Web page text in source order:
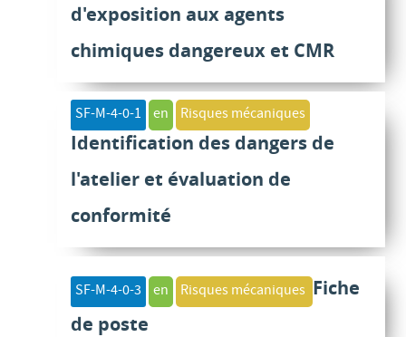
d'exposition aux agents
chimiques dangereux et CMR
SF-M-4-0-1 en Risques mécaniques
Identification des dangers de
l'atelier et évaluation de
conformité
SF-M-4-0-3 en Risques mécaniques Fiche
de poste